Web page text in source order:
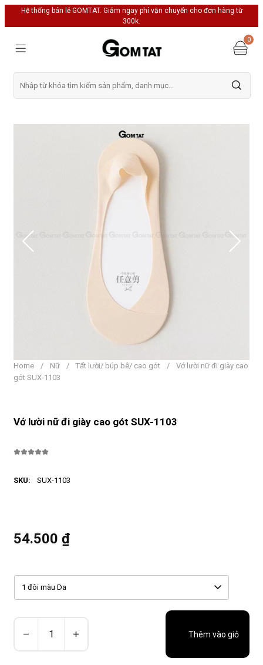
Hệ thống bán lẻ GOMTAT. Giảm ngay phí vận chuyển cho đơn hàng từ
300k.
0
Home / Nữ / Tất lười/ búp bê/ cao gót /
Vớ lười nữ đi giày cao
gót SUX-1103
Vớ lười nữ đi giày cao gót SUX-1103
SKU: SUX-1103
54.500 ₫
Thêm vào giỏ
1 đôi màu Da